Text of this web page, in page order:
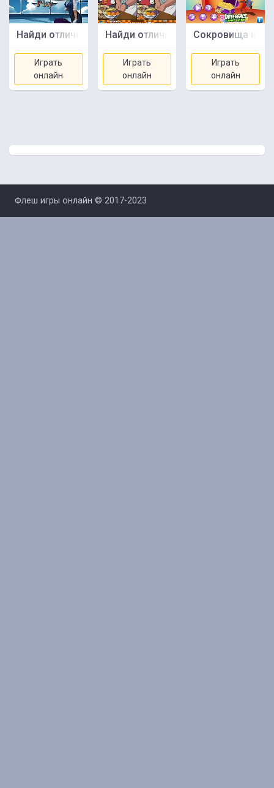
Найди отличия - Стюардесса
Играть
онлайн
Найди отличия 3
Играть
онлайн
Сокровища и
Играть
онлайн
Флеш игры онлайн © 2017-2023